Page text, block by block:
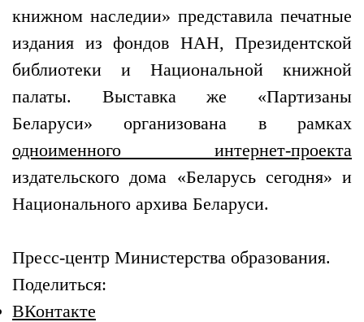
книжном наследии» представила печатные
издания из фондов НАН, Президентской
библиотеки и Национальной книжной
палаты. Выставка же «Партизаны
Беларуси» организована в рамках
одноименного интернет-проекта
издательского дома «Беларусь сегодня» и
Национального архива Беларуси.
Пресс-центр Министерства образования.
Поделиться:
ВКонтакте